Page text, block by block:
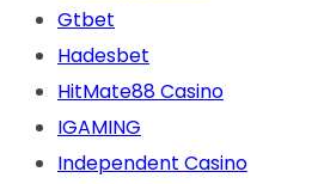
Gtbet
Hadesbet
HitMate88 Casino
IGAMING
Independent Casino